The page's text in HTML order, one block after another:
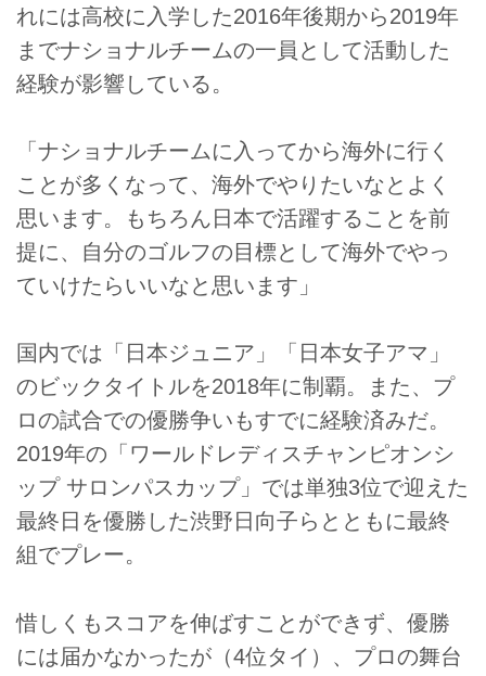
れには高校に入学した2016年後期から2019年
までナショナルチームの一員として活動した
経験が影響している。
「ナショナルチームに入ってから海外に行く
ことが多くなって、海外でやりたいなとよく
思います。もちろん日本で活躍することを前
提に、自分のゴルフの目標として海外でやっ
ていけたらいいなと思います」
国内では「日本ジュニア」「日本女子アマ」
のビックタイトルを2018年に制覇。また、プ
ロの試合での優勝争いもすでに経験済みだ。
2019年の「ワールドレディスチャンピオンシ
ップ サロンパスカップ」では単独3位で迎えた
最終日を優勝した渋野日向子らとともに最終
組でプレー。
惜しくもスコアを伸ばすことができず、優勝
には届かなかったが（4位タイ）、プロの舞台